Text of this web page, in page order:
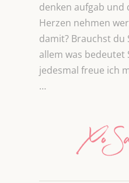
denken aufgab
Herzen nehmen
damit? Brauchst
allem was bedeutet
jedesmal freue ich
…